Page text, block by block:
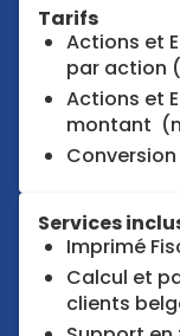
Tarifs
Actions et
par action
Actions et
montant
Services
Imprimé
Calcul et
clients